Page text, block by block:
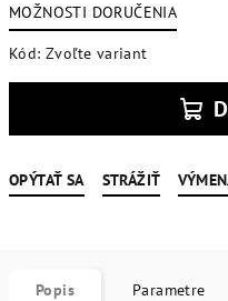
MOŽNOSTI DORUČENIA
Kód: Zvoľte variant
OPÝTAŤ SA STRÁŽIŤ
Popis Parametre